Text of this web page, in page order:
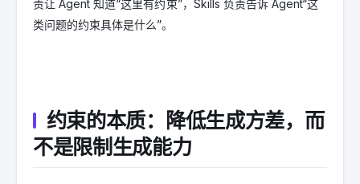
责让 Agent 知道“这里有约束”，Skills 负责告诉 Agent“这
类问题的约束具体是什么”。
约束的本质：降低生成方差，而
不是限制生成能力